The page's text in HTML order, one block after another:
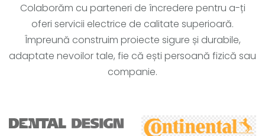
Colaborăm cu parteneri de încredere pentru a-ți
oferi servicii electrice de calitate superioară.
Împreună construim proiecte sigure și durabile,
adaptate nevoilor tale, fie că ești persoană fizică sau
companie.